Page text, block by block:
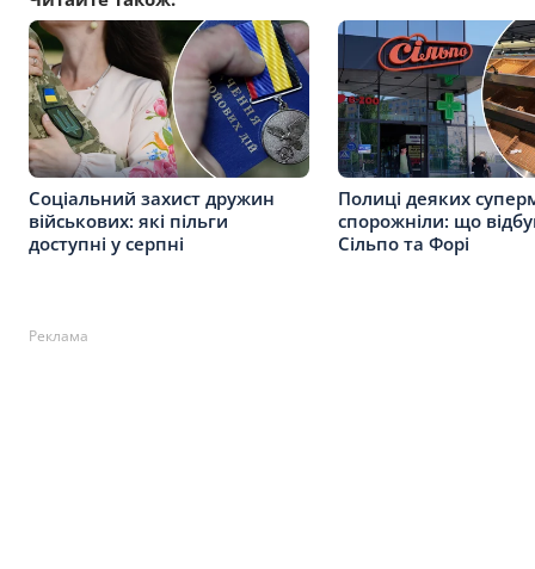
Соціальний захист дружин
військових: які пільги
доступні у серпні
Полиці деяких
спорожніли: що
Сільпо та Форі
Реклама